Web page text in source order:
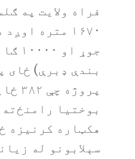
فراه ولایت په
۱۶۷۰ متره
جوړ
بندې ډبرې) ځای
هکټاره کرنیزه
سېلابونو له